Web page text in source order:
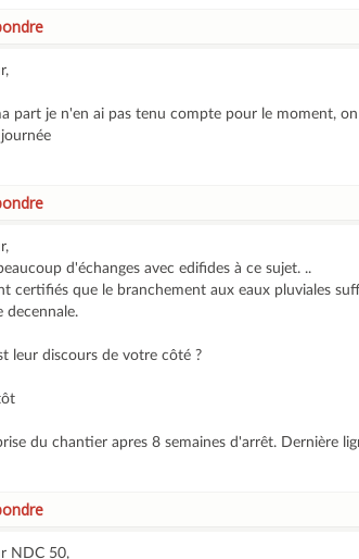
part je n'en ai pas tenu compte pour le moment,
d'échanges avec edifides à ce sujet. ..
certifiés que le branchement aux eaux pluviales
decennale.
leur discours de votre côté ?
du chantier apres 8 semaines d'arrêt. Dernière
NDC 50,